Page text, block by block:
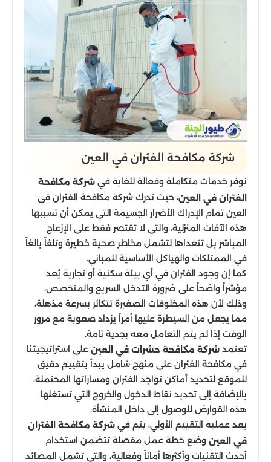
شركة مكافحة الفئران في العين
نوفر خدمات متكاملة وفعالة للغاية في شركة مكافحة
الفئران في العين، حيث تدرك شركة مكافحة الفئران في
العين تمام الإدراك الأضرار الجسيمة التي يمكن أن تسببها
هذه الآفات المنزلية، والتي لا تقتصر فقط على الإزعاج
المباشر بل تتعداها لتشمل مخاطر صحية خطيرة وتلفاً بالغاً
في الممتلكات والهياكل الأساسية للمباني.
كما إن وجود الفئران في أي بيئة سكنية أو تجارية يُعد
مؤشراً واضحاً على ضرورة التدخل السريع والمتخصص،
وذلك لأن هذه المخلوقات الصغيرة تتكاثر بسرعة مذهلة،
مما يجعل من السيطرة عليها أمراً يزداد صعوبة مع مرور
الوقت إذا لم يتم التعامل معه بجدية تامة.
تعتمد شركة مكافحة حشرات في العين على استراتيجيتنا
في مكافحة الفئران على منهج شامل يبدأ بتقييم دقيق
للموقع لتحديد أماكن تواجد الفئران ومساراتها المحتملة،
بالإضافة إلى تحديد نقاط الدخول والخروج التي تستغلها
هذه القوارض للوصول إلى داخل المنشأة.
بعد عملية التقييم الأولي، يتم في شركة مكافحة الفئران
في العين وضع خطة عمل مفصلة تتضمن استخدام
أحدث التقنيات وأكثرها أماناً وفعالية، والتي تشمل المصائد